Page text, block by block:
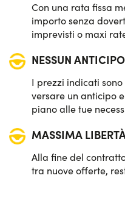
Con una rata fissa
importo senza
imprevisti o maxi
NESSUN ANTICIPO
I prezzi indicati
versare un anticipo
piano alle tue
MASSIMA
Alla fine del
tra nuove offerte,